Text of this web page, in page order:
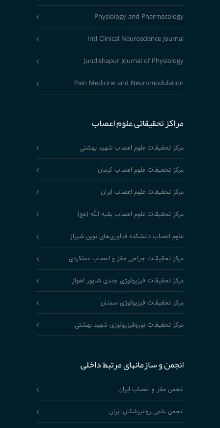
Physiology and Pharmacology
Intl Clinical Neuroscience Journal
Jundishapur Journal of Physiology
Pain Medicine and Neuromodulation
مراکز تحقیقاتی علوم اعصاب
مرکز تحقیقات علوم اعصاب شهید بهشتی
مرکز تحقیقات علوم اعصاب کرمان
مرکز تحقیقات علوم اعصاب ایران
مرکز تحقیقات علوم اعصاب بقیه الله (عج)
علوم اعصاب دانشکده فناوری‌های نوین شیراز
مرکز تحقیقات جراحی مغز و اعصاب عملکردی
مرکز تحقیقات فیزیولوژی جندی شاپور اهواز
مرکز تحقیقات فیزیولوژی سمنان
مرکز تحقیقات نوروفیزیولوژی شهید بهشتی
انجمن و سازمانهای مرتبط داخلی
انجمن مغز و اعصاب ایران
انجمن علمی روانپزشکان ایران